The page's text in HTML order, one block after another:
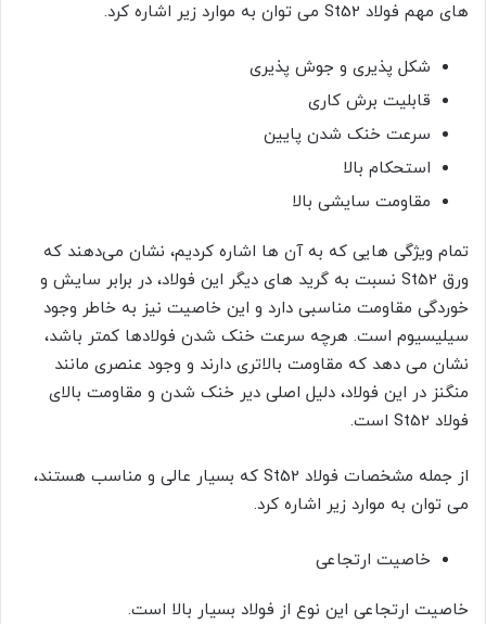
های مهم فولاد St52 می توان به موارد زیر اشاره کرد.
شکل پذیری و جوش پذیری
قابلیت برش کاری
سرعت خنک شدن پایین
استحکام بالا
مقاومت سایشی بالا
تمام ویژگی هایی که به آن ها اشاره کردیم، نشان می‌دهند که
ورق St52 نسبت به گرید های دیگر این فولاد، در برابر سایش و
خوردگی مقاومت مناسبی دارد و این خاصیت نیز به خاطر وجود
سیلیسیوم است. هرچه سرعت خنک شدن فولادها کمتر باشد،
نشان می دهد که مقاومت بالاتری دارند و وجود عنصری مانند
منگنز در این فولاد، دلیل اصلی دیر خنک شدن و مقاومت بالای
فولاد St52 است.
از جمله مشخصات فولاد St52 که بسیار عالی و مناسب هستند،
می توان به موارد زیر اشاره کرد.
خاصیت ارتجاعی
خاصیت ارتجاعی این نوع از فولاد بسیار بالا است.